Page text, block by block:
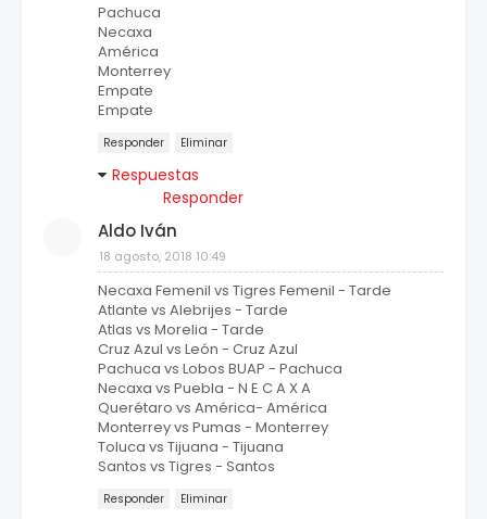
Pachuca
Necaxa
América
Monterrey
Empate
Empate
Responder Eliminar
Respuestas
Responder
Aldo Iván
18 agosto, 2018 10:49
Necaxa Femenil vs Tigres Femenil - Tarde
Atlante vs Alebrijes - Tarde
Atlas vs Morelia - Tarde
Cruz Azul vs León - Cruz Azul
Pachuca vs Lobos BUAP - Pachuca
Necaxa vs Puebla - N E C A X A
Querétaro vs América- América
Monterrey vs Pumas - Monterrey
Toluca vs Tijuana - Tijuana
Santos vs Tigres - Santos
Responder Eliminar